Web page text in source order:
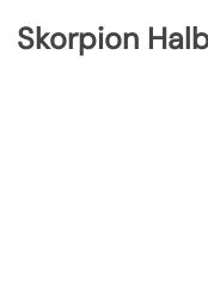
Skorpion